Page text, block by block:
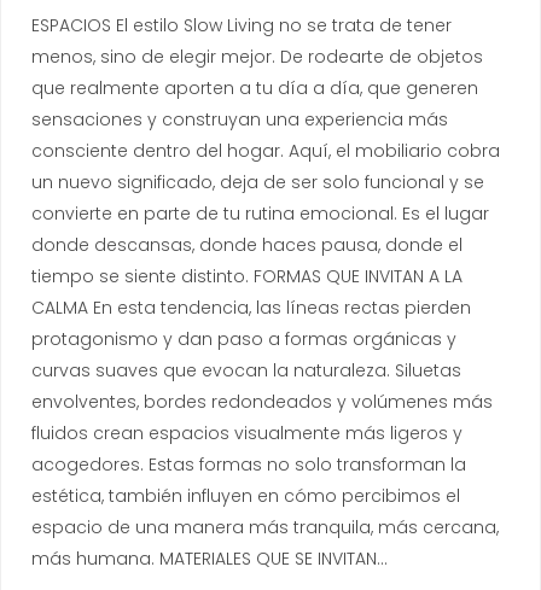
ESPACIOS El estilo Slow Living no se trata de tener
menos, sino de elegir mejor. De rodearte de objetos
que realmente aporten a tu día a día, que generen
sensaciones y construyan una experiencia más
consciente dentro del hogar. Aquí, el mobiliario cobra
un nuevo significado, deja de ser solo funcional y se
convierte en parte de tu rutina emocional. Es el lugar
donde descansas, donde haces pausa, donde el
tiempo se siente distinto. FORMAS QUE INVITAN A LA
CALMA En esta tendencia, las líneas rectas pierden
protagonismo y dan paso a formas orgánicas y
curvas suaves que evocan la naturaleza. Siluetas
envolventes, bordes redondeados y volúmenes más
fluidos crean espacios visualmente más ligeros y
acogedores. Estas formas no solo transforman la
estética, también influyen en cómo percibimos el
espacio de una manera más tranquila, más cercana,
más humana. MATERIALES QUE SE INVITAN…